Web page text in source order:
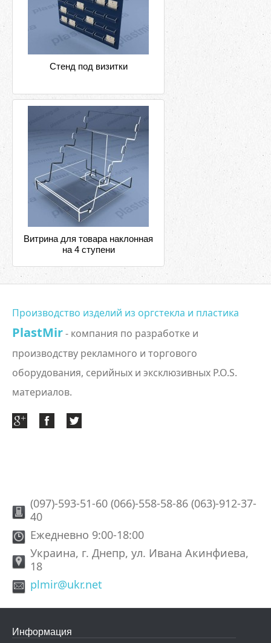
Стенд под визитки
Витрина для товара наклонная
на 4 ступени
Производство изделий из оргстекла и пластика
PlastMir- компания по разработке и
производству рекламного и торгового
оборудования, серийных и эксклюзивных P.O.S.
материалов.
(097)-593-51-60 (066)-558-58-86 (063)-912-37-
40
Ежедневно 9:00-18:00
Украина, г. Днепр, ул. Ивана Акинфиева,
18
plmir@ukr.net
Информация